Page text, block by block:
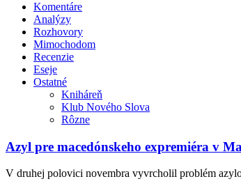
Komentáre
Analýzy
Rozhovory
Mimochodom
Recenzie
Eseje
Ostatné
Kniháreň
Klub Nového Slova
Rôzne
Azyl pre macedónskeho expremiéra v
V druhej polovici novembra vyvrcholil problém